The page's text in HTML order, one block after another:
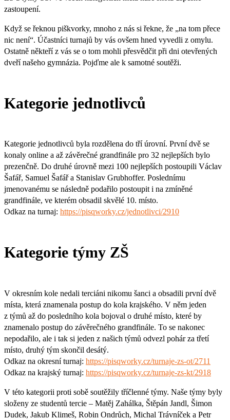
zastoupení.
Když se řeknou piškvorky, mnoho z nás si řekne, že „na tom přece
nic není“. Účastníci turnajů by vás ovšem hned vyvedli z omylu.
Ostatně někteří z vás se o tom mohli přesvědčit při dni otevřených
dveří našeho gymnázia. Pojďme ale k samotné soutěži.
Kategorie jednotlivců
Kategorie jednotlivců byla rozdělena do tří úrovní. První dvě se
konaly online a až závěrečné grandfinále pro 32 nejlepších bylo
prezenčně. Do druhé úrovně mezi 100 nejlepších postoupili Václav
Šafář, Samuel Šafář a Stanislav Grubhoffer. Poslednímu
jmenovanému se následně podařilo postoupit i na zmíněné
grandfinále, ve kterém obsadil skvělé 10. místo.
Odkaz na turnaj: https://pisqworky.cz/jednotlivci/2910
Kategorie týmy ZŠ
V okresním kole nedali terciáni nikomu šanci a obsadili první dvě
místa, která znamenala postup do kola krajského. V něm jeden
z týmů až do posledního kola bojoval o druhé místo, které by
znamenalo postup do závěrečného grandfinále. To se nakonec
nepodařilo, ale i tak si jeden z našich týmů odvezl pohár za třetí
místo, druhý tým skončil desátý.
Odkaz na okresní turnaj: https://pisqworky.cz/turnaje-zs-ot/2711
Odkaz na krajský turnaj: https://pisqworky.cz/turnaje-zs-kt/2918
V této kategorii proti sobě soutěžily tříčlenné týmy. Naše týmy byly
složeny ze studentů tercie – Matěj Zahálka, Štěpán Jandl, Šimon
Dudek, Jakub Klimeš, Robin Ondrůch, Michal Trávníček a Petr